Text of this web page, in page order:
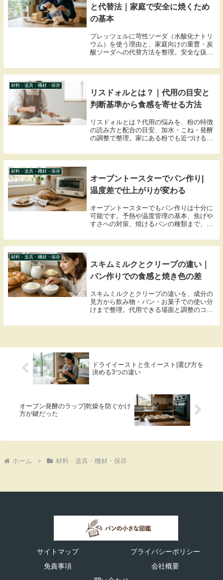
と代替法｜家庭で安全に焼くため
の基本
プレッツェルに苛性ソーダ（水酸化ナトリ
ウム）を使う理由と、家庭向けの重曹・炭
酸ソーダへの代替方法を整理。安全な扱い
材料・道具・機材・保存
リスドォルとは？｜代用の目安と
判断基準から食感を寄せる方法
リスドォルとは？代用の悩みを、粉の特徴
の読み方と配合の目安、加水・こね・発酵
の調整で整理。家にある粉でも近づけるコ
材料・道具・機材・保存
オーブントースターでパン作り|
温度差で仕上がりが変わる
オーブントースターでもパン作りは十分に
可能です。予熱や温度管理の基本、焦げや
すさへの対策、焼けるパンの種類まで、初
いポイントをまとめてお伝えします。
材料・道具・機材・保存
スキムミルクとクリープの違い｜
パン作りでの食感と焼き色の差
スキムミルクとクリープの違いを、成分の
見方から飲み物・パン・お菓子での使い分
けまで整理。代用できる場面と調整のコ
す。
ドライイーストと生イースト|選び方を
決める3つの違い
オーブン発酵のラップ|乾燥を防ぐかけ
方が鍵だった
ホーム 材料・道具・機材・保存
サイトマップ
プライバシーポリシー
免責事項
会社概要